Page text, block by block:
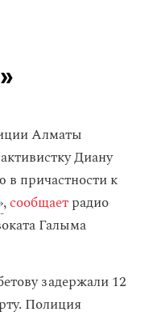
Алматы
активистку Диану
в причастности к
,сообщаетрадио
Галыма
задержали 12
Полиция